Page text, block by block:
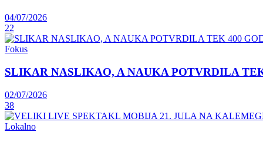
04/07/2026
22
Fokus
SLIKAR NASLIKAO, A NAUKA POTVRDILA TEK
02/07/2026
38
Lokalno